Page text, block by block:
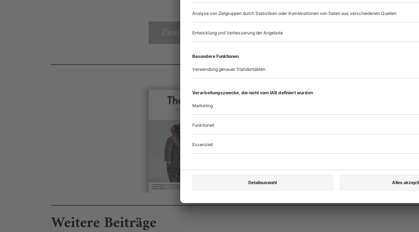
Zum Inhaltsverzeichnis
Theater heute August/September 2012
von
Weitere Beiträge